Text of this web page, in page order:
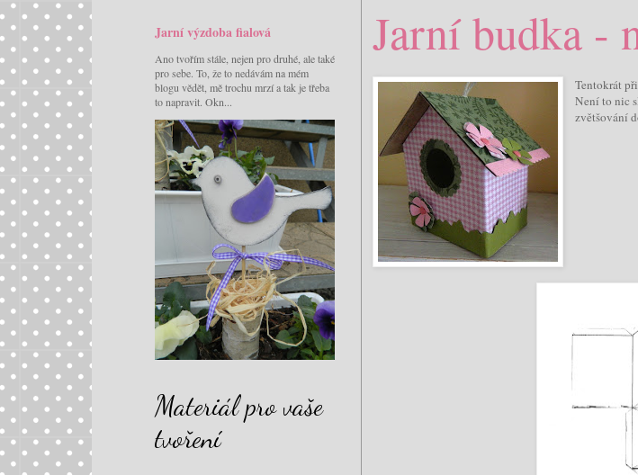
Jarní budka -
Tentokrát
Není to nic
zvětšování
Jarní výzdoba fialová
Ano tvořím stále, nejen pro druhé, ale také
pro sebe. To, že to nedávám na mém
blogu vědět, mě trochu mrzí a tak je třeba
to napravit. Okn...
Materiál pro vaše
tvoření